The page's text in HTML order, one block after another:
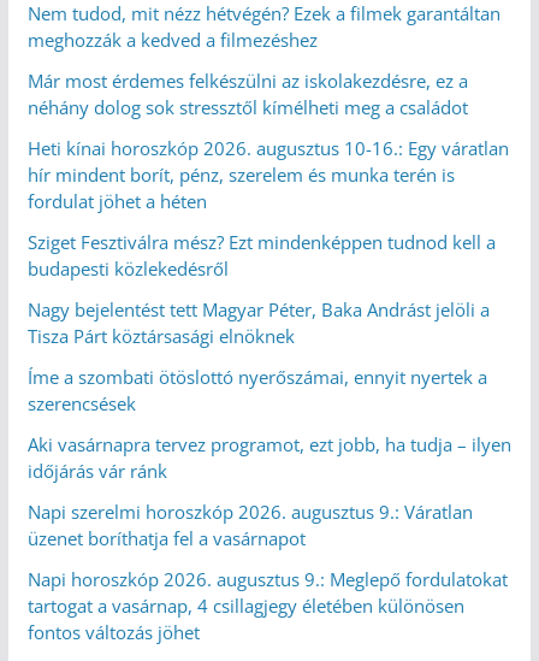
Nem tudod, mit nézz hétvégén? Ezek a filmek garantáltan
meghozzák a kedved a filmezéshez
Már most érdemes felkészülni az iskolakezdésre, ez a
néhány dolog sok stressztől kímélheti meg a családot
Heti kínai horoszkóp 2026. augusztus 10-16.: Egy váratlan
hír mindent borít, pénz, szerelem és munka terén is
fordulat jöhet a héten
Sziget Fesztiválra mész? Ezt mindenképpen tudnod kell a
budapesti közlekedésről
Nagy bejelentést tett Magyar Péter, Baka Andrást jelöli a
Tisza Párt köztársasági elnöknek
Íme a szombati ötöslottó nyerőszámai, ennyit nyertek a
szerencsések
Aki vasárnapra tervez programot, ezt jobb, ha tudja – ilyen
időjárás vár ránk
Napi szerelmi horoszkóp 2026. augusztus 9.: Váratlan
üzenet boríthatja fel a vasárnapot
Napi horoszkóp 2026. augusztus 9.: Meglepő fordulatokat
tartogat a vasárnap, 4 csillagjegy életében különösen
fontos változás jöhet